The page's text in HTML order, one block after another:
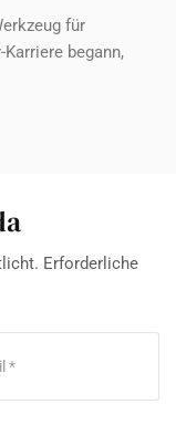
für
begann,
Erforderliche